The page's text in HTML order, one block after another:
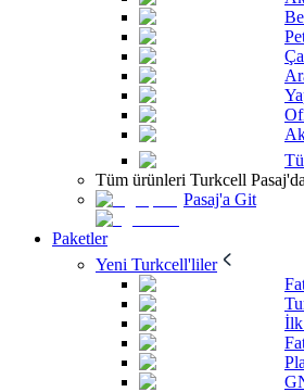
Tüm ürünleri Turkcell
Pasaj'a Git
Paketler
Yeni Turkcell'liler
İlk